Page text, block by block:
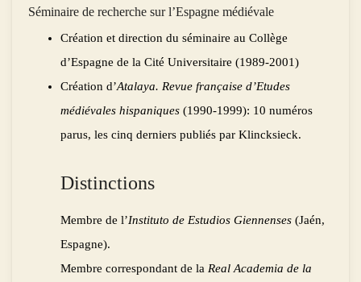
Séminaire de recherche sur l’Espagne médiévale
Création et direction du séminaire au Collège
d’Espagne de la Cité Universitaire (1989-2001)
Création d’Atalaya. Revue française d’Etudes
médiévales hispaniques(1990-1999): 10 numéros
parus, les cinq derniers publiés par Klincksieck.
Distinctions
Membre de l’Instituto de Estudios Giennenses(Jaén,
Espagne).
Membre correspondant de la Real Academia de la